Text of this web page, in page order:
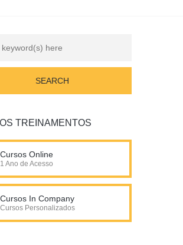
TREINAMENTOS
Cursos Online
1 Ano de Acesso
Cursos In Company
Cursos Personalizados